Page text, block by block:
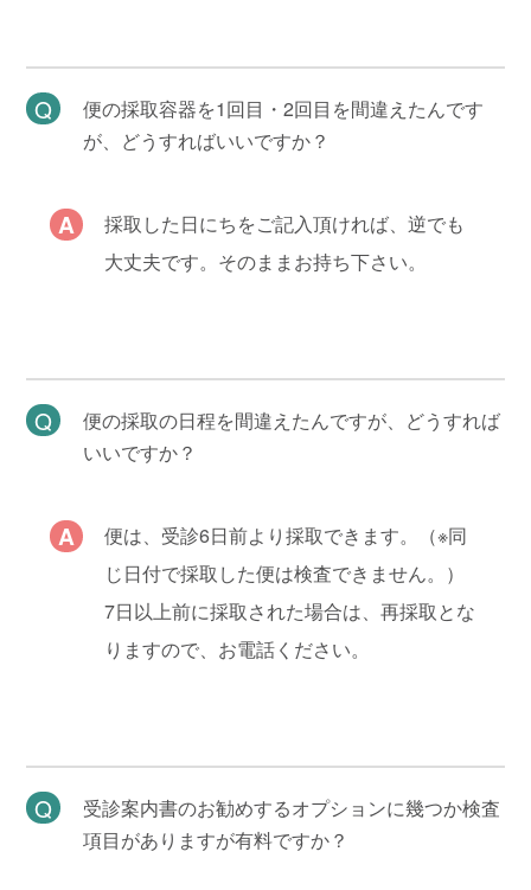
便の採取容器を1回目・2回目を間違えたんです
が、どうすればいいですか？
採取した日にちをご記入頂ければ、逆でも
大丈夫です。そのままお持ち下さい。
便の採取の日程を間違えたんですが、どうすれば
いいですか？
便は、受診6日前より採取できます。（※同
じ日付で採取した便は検査できません。）
7日以上前に採取された場合は、再採取とな
りますので、お電話ください。
受診案内書のお勧めするオプションに幾つか検査
項目がありますが有料ですか？